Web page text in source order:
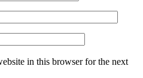
in this browser for the next